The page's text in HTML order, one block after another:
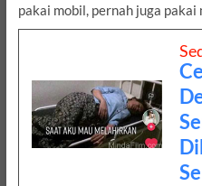
pakai mobil, pernah juga pakai